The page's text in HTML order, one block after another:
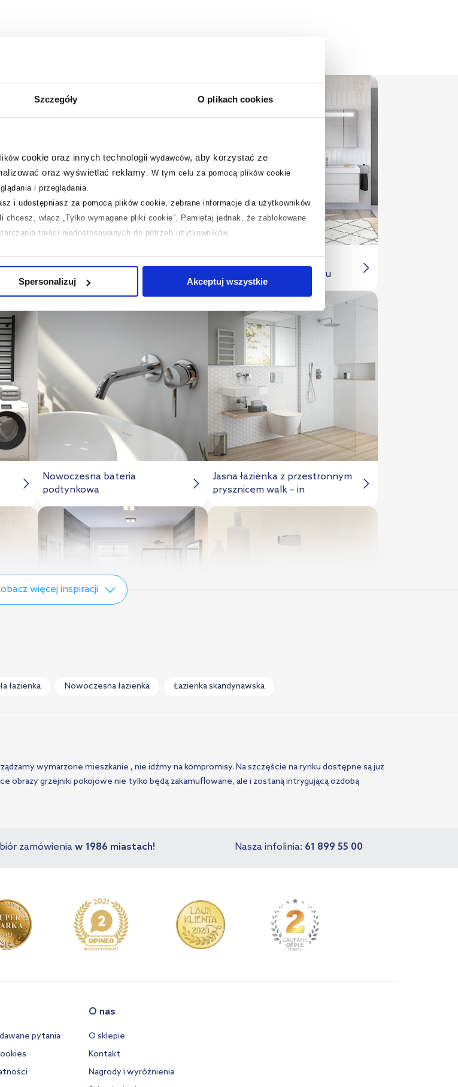
Szczegóły O plikach cookies
cookie oraz innych technologii wydawców, aby korzystać ze
oraz wyświetlać reklamy
W tym celu za pomocą plików cookie
i przeglądania.
i udostępniasz za pomocą plików cookie, zebrane informacje dla użytkowników
chcesz, włącz „Tylko wymagane pliki cookie”. Pamiętaj jednak, że zablokowane
treści niedostosowanych do potrzeb użytkowników.
do zakładek „Informacje o plikach cookie”.
Spersonalizuj Akceptuj wszystkie
i
Mała łazienka na poddaszu
Duża łazienka w
minimalistycznym wydaniu
Nowoczesna bateria
podtynkowa
Jasna łazienka z przestronnym
prysznicem walk – in
GROHE Eurostyle
więcej inspiracji
łazienka Nowoczesna łazienka Łazienka skandynawska
wymarzone mieszkanie , nie idźmy na kompromisy. Na szczęście na rynku dostępne są już
grzejniki pokojowe nie tylko będą zakamuflowane, ale i zostaną intrygującą ozdobą
zamówienia w 1986 miastach! Nasza infolinia: 61 899 55 00
pytania
O nas
O sklepie
Kontakt
Nagrody i wyróżnienia